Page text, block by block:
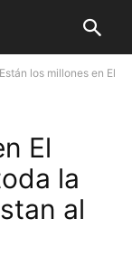
los millones en El
El
la
al